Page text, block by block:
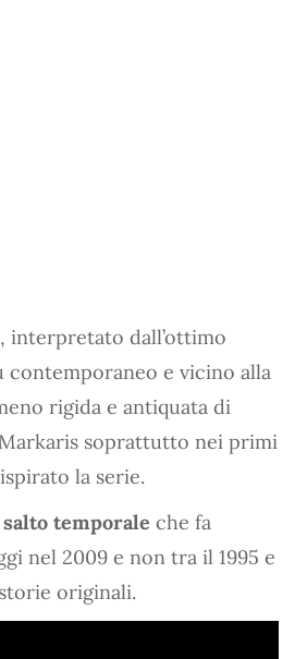
, interpretato dall’ottimo
contemporaneo e vicino alla
rigida e antiquata di
soprattutto nei primi
la serie.
salto temporale che fa
nel 2009 e non tra il 1995 e
originali.